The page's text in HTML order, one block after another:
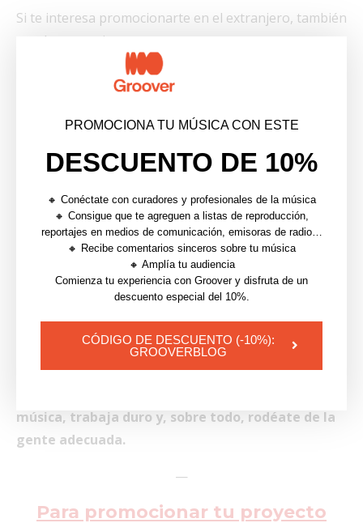
Si te interesa promocionarte en el extranjero, también
puedes recurrir a un
artistas en un territorio determinado, como Friendly
Fire, Bellemeute, Soar Music Group, Hyper Extension,
buena base jurídica (o incluso un abogado) si
decides vender tú mismo tu música para colocarla.
que te satisfaga artísticamente y te pague mucho,
pero eso es muy raro. También es posible encadenar
varias colocaciones pequeñas, y eso también está
bien. Pero también es posible que no consigas ningún
éxito. La cadena de toma de decisiones puede ser
larga y opaca, y tal vez todo se reduzca a que otro
artista suena como tú pero es más barato, o a
cualquier otra razón insondable.En cualquier caso,
música, trabaja duro y, sobre todo, rodéate de la
gente adecuada.
—
Para promocionar tu proyecto
PROMOCIONA TU MÚSICA CON ESTE
DESCUENTO DE 10%
🔸 Conéctate con curadores y profesionales de la música
🔸 Consigue que te agreguen a listas de reproducción,
reportajes en medios de comunicación, emisoras de radio…
🔸 Recibe comentarios sinceros sobre tu música
🔸 Amplía tu audiencia
Comienza tu experiencia con Groover y disfruta de un
descuento especial del 10%.
CÓDIGO DE DESCUENTO (-10%):
GROOVERBLOG